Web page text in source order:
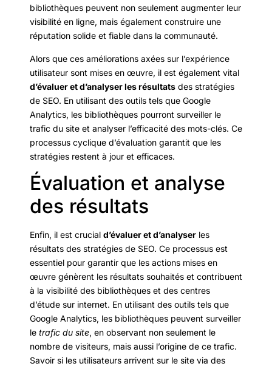
bibliothèques peuvent non seulement augmenter leur
visibilité en ligne, mais également construire une
réputation solide et fiable dans la communauté.
Alors que ces améliorations axées sur l’expérience
utilisateur sont mises en œuvre, il est également vital
d’évaluer et d’analyser les résultats des stratégies
de SEO. En utilisant des outils tels que Google
Analytics, les bibliothèques pourront surveiller le
trafic du site et analyser l’efficacité des mots-clés. Ce
processus cyclique d’évaluation garantit que les
stratégies restent à jour et efficaces.
Évaluation et analyse
des résultats
Enfin, il est crucial d’évaluer et d’analyser les
résultats des stratégies de SEO. Ce processus est
essentiel pour garantir que les actions mises en
œuvre génèrent les résultats souhaités et contribuent
à la visibilité des bibliothèques et des centres
d’étude sur internet. En utilisant des outils tels que
Google Analytics, les bibliothèques peuvent surveiller
le trafic du site, en observant non seulement le
nombre de visiteurs, mais aussi l’origine de ce trafic.
Savoir si les utilisateurs arrivent sur le site via des